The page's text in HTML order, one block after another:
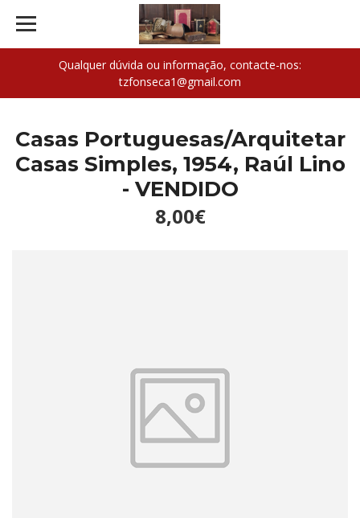
Qualquer dúvida ou informação, contacte-nos:
tzfonseca1@gmail.com
Casas Portuguesas/Arquitetar
Casas Simples, 1954, Raúl Lino
- VENDIDO
8,00€